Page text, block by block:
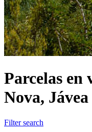
Parcelas en
Nova, Jávea
Filter search